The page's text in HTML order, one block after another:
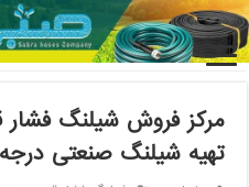
خانه / شیلنگ فشار قوی / مرکز
تهیه شیلنگ صنعتی درجه یک در
مرکز فروش شیلنگ فشار
تهیه شیلنگ صنعتی